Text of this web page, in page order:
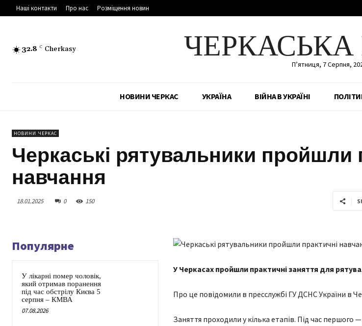
Наші контакти Про нас Розміщення новин
32.8 C Cherkasy
П’ятниця, 7 Серпня,
НОВИНИ ЧЕРКАС УКРАЇНА ВІЙНА В УКРАЇНІ
НОВИНИ ЧЕРКАС
Черкаські рятувальники пройшли
навчання
18.01.2025 0 150
Популярне
У лікарні помер чоловік,
який отримав поранення
під час обстрілу Києва 5
серпня – КМВА
07.08.2026
У Черкасах пройшли практичні заняття для
Про це повідомили в пресслужбі ГУ ДСНС України в
Заняття проходили у кілька етапів. Під час